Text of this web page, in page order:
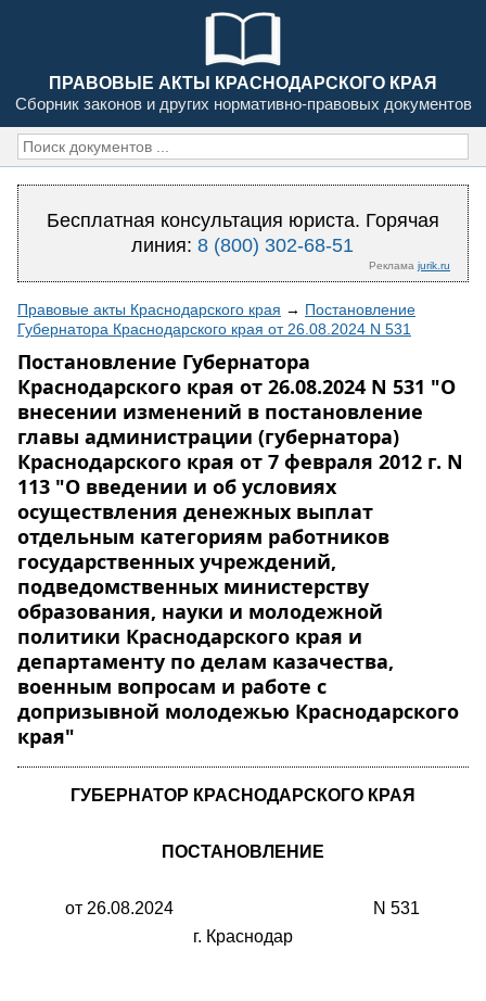
ПРАВОВЫЕ АКТЫ КРАСНОДАРСКОГО КРАЯ
Сборник законов и других нормативно-правовых документов
Бесплатная консультация юриста. Горячая
линия:8 (800) 302-68-51
Реклама jurik.ru
Правовые акты Краснодарского края → Постановление
Губернатора Краснодарского края от 26.08.2024 N 531
Постановление Губернатора
Краснодарского края от 26.08.2024 N 531 "О
внесении изменений в постановление
главы администрации (губернатора)
Краснодарского края от 7 февраля 2012 г. N
113 "О введении и об условиях
осуществления денежных выплат
отдельным категориям работников
государственных учреждений,
подведомственных министерству
образования, науки и молодежной
политики Краснодарского края и
департаменту по делам казачества,
военным вопросам и работе с
допризывной молодежью Краснодарского
края"
ГУБЕРНАТОР КРАСНОДАРСКОГО КРАЯ
ПОСТАНОВЛЕНИЕ
от 26.08.2024 N 531
г. Краснодар